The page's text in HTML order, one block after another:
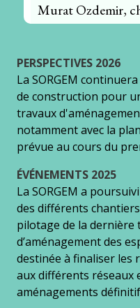
Murat Ozdemir,
PERSPECTIVES 2026
La SORGEM
de construction pour
travaux
notamment avec la
prévue au cours du
ÉVÉNEMENTS 2025
La SORGEM a
des différents
pilotage de la dernière
d’aménagement des
destinée à finaliser les
aux différents réseaux
aménagements